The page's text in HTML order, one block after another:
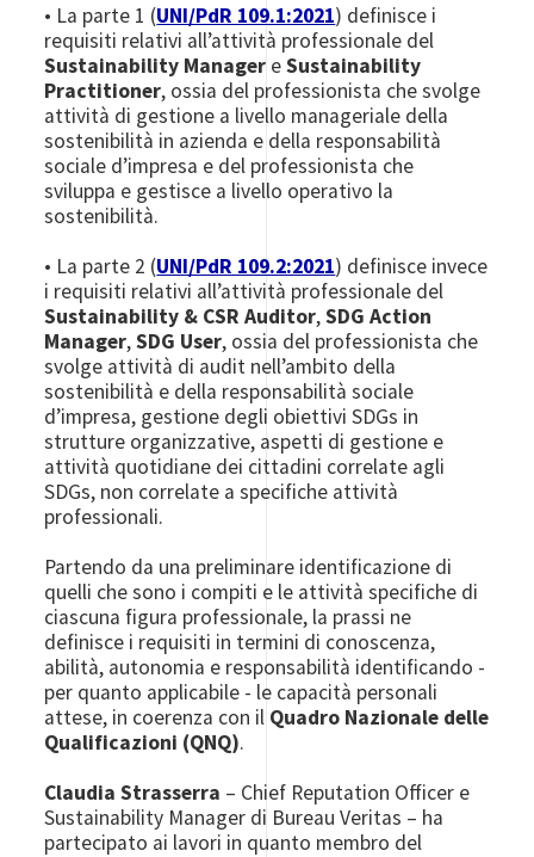
• La parte 1 (UNI/PdR 109.1:2021) definisce i
requisiti relativi all’attività professionale del
Sustainability Manager eSustainability
Practitioner, ossia del professionista che svolge
attività di gestione a livello manageriale della
sostenibilità in azienda e della responsabilità
sociale d’impresa e del professionista che
sviluppa e gestisce a livello operativo la
sostenibilità.
• La parte 2 (UNI/PdR 109.2:2021) definisce invece
i requisiti relativi all’attività professionale del
Sustainability & CSR Auditor,SDG Action
Manager,SDG User, ossia del professionista che
svolge attività di audit nell’ambito della
sostenibilità e della responsabilità sociale
d’impresa, gestione degli obiettivi SDGs in
strutture organizzative, aspetti di gestione e
attività quotidiane dei cittadini correlate agli
SDGs, non correlate a specifiche attività
professionali.
Partendo da una preliminare identificazione di
quelli che sono i compiti e le attività specifiche di
ciascuna figura professionale, la prassi ne
definisce i requisiti in termini di conoscenza,
abilità, autonomia e responsabilità identificando -
per quanto applicabile - le capacità personali
attese, in coerenza con il Quadro Nazionale delle
Qualificazioni (QNQ).
Claudia Strasserra – Chief Reputation Officer e
Sustainability Manager di Bureau Veritas – ha
partecipato ai lavori in quanto membro del